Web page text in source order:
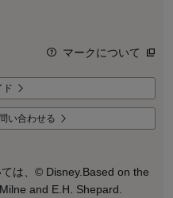
マークについて
ド
い合わせる
は、© Disney.Based on the
and E.H. Shepard.